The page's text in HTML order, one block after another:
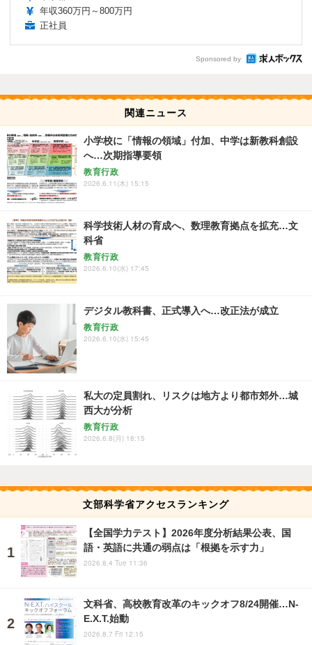
年収360万円～800万円
正社員
Sponsored by
関連ニュース
小学校に「情報の領域」付加、中学は新教科創設
へ…次期指導要領
教育行政
2026.6.11(木) 15:15
科学技術人材の育成へ、数理教育拠点を拡充…文
科省
教育行政
2026.6.10(水) 17:45
デジタル教科書、正式導入へ…改正法が成立
教育行政
2026.6.10(水) 15:45
私大の定員割れ、リスクは地方より都市郊外…城
西大が分析
教育行政
2026.6.8(月) 18:15
文部科学省アクセスランキング
【全国学力テスト】2026年度分析結果公表、国
語・英語に共通の弱点は「根拠を示す力」
2026.8.4 Tue 11:36
文科省、高校教育改革のキックオフ8/24開催…N-
E.X.T.始動
2026.8.7 Fri 12:15